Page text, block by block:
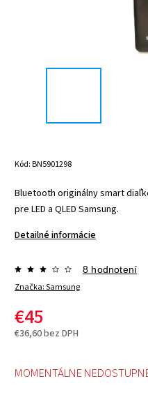
Kód:BN5901298
Bluetooth originálny smart
pre LED a QLED Samsung.
Detailné informácie
Značka:Samsung
8 hodnotení
€45
€36,60 bez DPH
MOMENTÁLNE